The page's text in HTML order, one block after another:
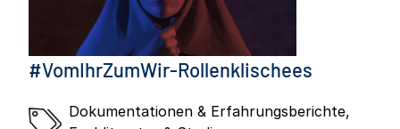
#VomIhrZumWir-Rollenklischees
Dokumentationen & Erfahrungsberichte,